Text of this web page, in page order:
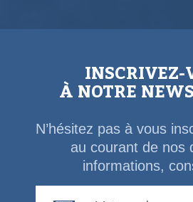
INSCRIVEZ-
À NOTRE
N’hésitez pas à vous
au courant de nos
informations,